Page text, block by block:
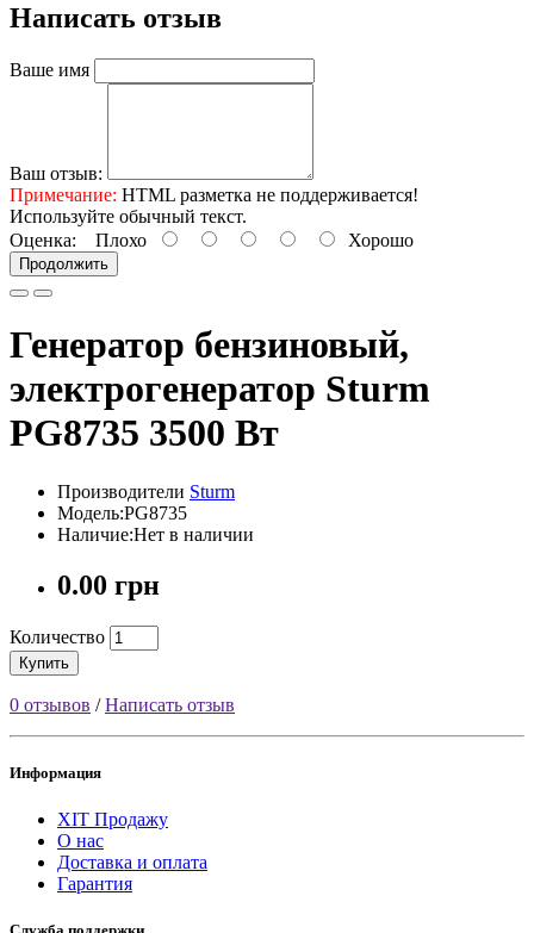
Написать отзыв
Ваше имя
Ваш отзыв:
Примечание: HTML разметка не поддерживается!
Используйте обычный текст.
Оценка: Плохо Хорошо
Продолжить
Генератор бензиновый,
электрогенератор Sturm
PG8735 3500 Вт
Производители Sturm
Модель:PG8735
Наличие:Нет в наличии
0.00 грн
Количество
Купить
0 отзывов /Написать отзыв
Информация
ХІТ Продажу
О нас
Доставка и оплата
Гарантия